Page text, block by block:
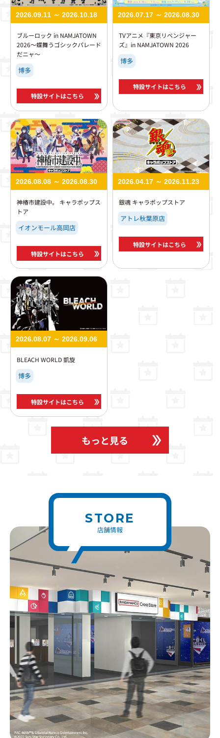
2026.09.11 ～ 2026.10.18
ブルーロック in NAMJATOWN
2026～蝶舞うゴシックパレード
だニャ～
博多
特設サイトはこちら
2026.07.17 ～ 2026.08.30
TVアニメ『東京リベンジャー
ズ』in NAMJATOWN 2026
博多
特設サイトはこちら
2026.08.08 ～ 2026.08.30
神椿市建設中。 キャラポップス
トア
イオンモール高岡店
特設サイトはこちら
2026.04.17 ～ 2026.11.23
銀魂 キャラポップストア
アトレ秋葉原店
特設サイトはこちら
2026.08.07 ～ 2026.09.06
BLEACH WORLD 凱旋
博多
特設サイトはこちら
もっと見る
STORE
店舗情報